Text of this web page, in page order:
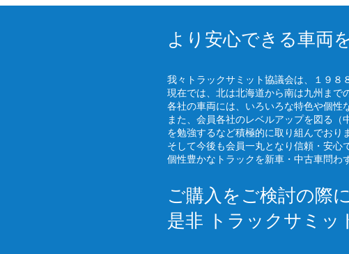
より安心できる車両
我々トラックサミット協議会は、１９８
現在では、北は北海道から南は九州まで
各社の車両には、いろいろな特色や個性
また、会員各社のレベルアップを図る
を勉強するなど積極的に取り組んでおり
そして今後も会員一丸となり信頼・安心
個性豊かなトラックを新車・中古車問わ
ご購入をご検討の際
是非 トラックサミッ